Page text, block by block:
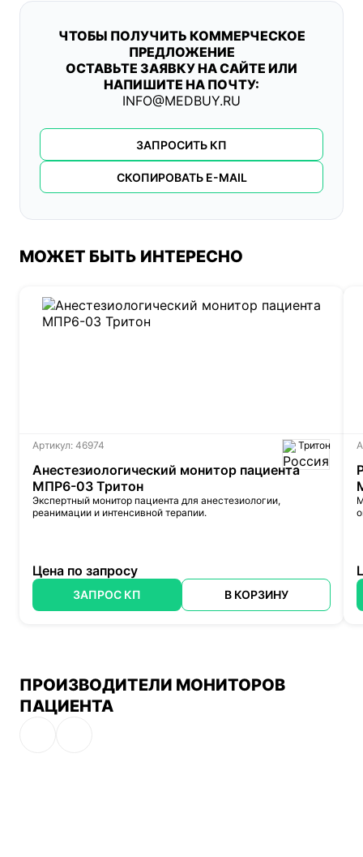
ЧТОБЫ ПОЛУЧИТЬ КОММЕРЧЕСКОЕ
ПРЕДЛОЖЕНИЕ
ОСТАВЬТЕ ЗАЯВКУ НА САЙТЕ ИЛИ
НАПИШИТЕ НА ПОЧТУ:
INFO@MEDBUY.RU
ЗАПРОСИТЬ КП
СКОПИРОВАТЬ E-MAIL
МОЖЕТ БЫТЬ ИНТЕРЕСНО
Артикул: 46974 Тритон
Анестезиологический монитор пациента
МПР6-03 Тритон
Экспертный монитор пациента для анестезиологии,
реанимации и интенсивной терапии.
Цена по запросу
ЗАПРОС КП В КОРЗИНУ
ПРОИЗВОДИТЕЛИ МОНИТОРОВ
ПАЦИЕНТА